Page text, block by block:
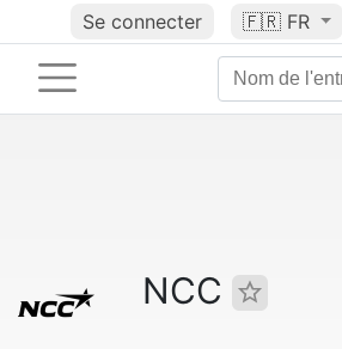
Se connecter 🇫🇷 FR
NCC